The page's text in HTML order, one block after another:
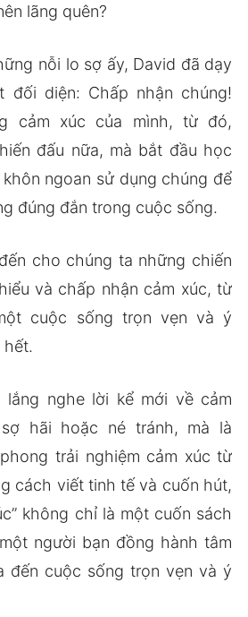
lãng quên?
nỗi lo sợ ấy, David đã dạy
đối diện: Chấp nhận chúng!
cảm xúc của mình, từ đó,
đấu nữa, mà bắt đầu học
ngoan sử dụng chúng để
đúng đắn trong cuộc sống.
cho chúng ta những chiến
và chấp nhận cảm xúc, từ
cuộc sống trọn vẹn và ý
lắng nghe lời kể mới về cảm
hãi hoặc né tránh, mà là
trải nghiệm cảm xúc từ
cách viết tinh tế và cuốn hút,
không chỉ là một cuốn sách
người bạn đồng hành tâm
đến cuộc sống trọn vẹn và ý